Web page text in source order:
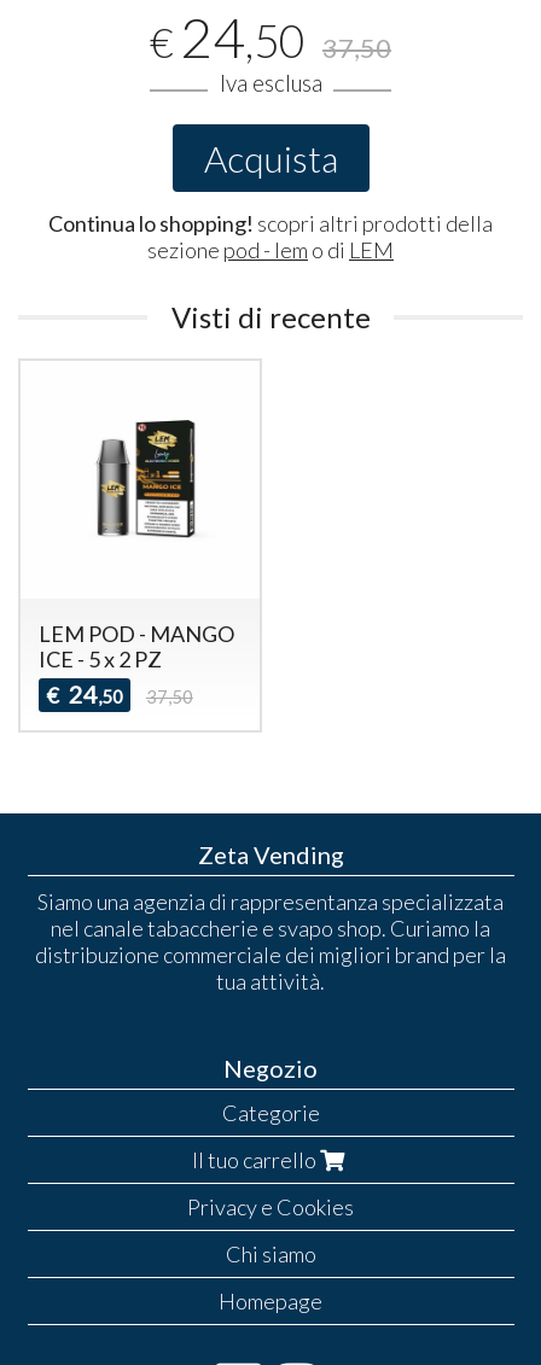
€ 24,50 37,50
Iva esclusa
Acquista
Continua lo shopping! scopri altri prodotti della
sezione pod - lem o di LEM
Visti di recente
LEM POD - MANGO
ICE - 5 x 2 PZ
€ 24,50 37,50
Zeta Vending
Siamo una agenzia di rappresentanza specializzata
nel canale tabaccherie e svapo shop. Curiamo la
distribuzione commerciale dei migliori brand per la
tua attività.
Negozio
Categorie
Il tuo carrello
Privacy e Cookies
Chi siamo
Homepage